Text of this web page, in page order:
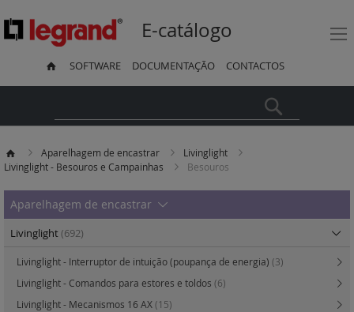
E-catálogo
SOFTWARE DOCUMENTAÇÃO CONTACTOS
Aparelhagem de encastrar
Livinglight
Livinglight - Besouros e Campainhas
Besouros
Aparelhagem de encastrar
Livinglight(692)
Livinglight - Interruptor de intuição (poupança de energia) (3)
Livinglight - Comandos para estores e toldos (6)
Livinglight - Mecanismos 16 AX(15)